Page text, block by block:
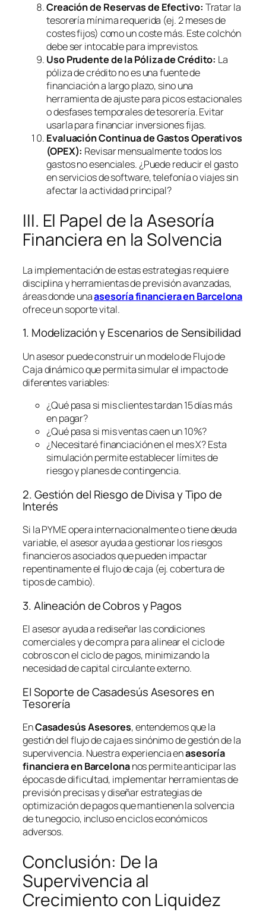
Creación de Reservas de Efectivo: Tratar la
tesorería mínima requerida (ej. 2 meses de
costes fijos) como un coste más. Este colchón
debe ser intocable para imprevistos.
Uso Prudente de la Póliza de Crédito: La
póliza de crédito no es una fuente de
financiación a largo plazo, sino una
herramienta de ajuste para picos estacionales
o desfases temporales de tesorería. Evitar
usarla para financiar inversiones fijas.
Evaluación Continua de Gastos Operativos
(OPEX): Revisar mensualmente todos los
gastos no esenciales. ¿Puede reducir el gasto
en servicios desoftware, telefonía o viajes sin
afectar la actividad principal?
III. El Papel de la Asesoría
Financiera en la Solvencia
La implementación de estas estrategias requiere
disciplina y herramientas de previsión avanzadas,
áreas donde unaasesoría financiera en Barcelona
ofrece un soporte vital.
1. Modelización y Escenarios de Sensibilidad
Un asesor puede construir un modelo de Flujo de
Caja dinámico que permita simular el impacto de
diferentes variables:
¿Qué pasa si mis clientes tardan 15 días más
en pagar?
¿Qué pasa si mis ventas caen un 10%?
¿Necesitaré financiación en el mes X? Esta
simulación permite establecer límites de
riesgo y planes de contingencia.
2. Gestión del Riesgo de Divisa y Tipo de
Interés
Si la PYME opera internacionalmente o tiene deuda
variable, el asesor ayuda a gestionar los riesgos
financieros asociados que pueden impactar
repentinamente el flujo de caja (ej. cobertura de
tipos de cambio).
3. Alineación de Cobros y Pagos
El asesor ayuda a rediseñar las condiciones
comerciales y de compra para alinear el ciclo de
cobros con el ciclo de pagos, minimizando la
necesidad de capital circulante externo.
El Soporte de Casadesús Asesores en
Tesorería
EnCasadesús Asesores, entendemos que la
gestión del flujo de caja es sinónimo de gestión de la
supervivencia. Nuestra experiencia enasesoría
financiera en Barcelonanos permite anticipar las
épocas de dificultad, implementar herramientas de
previsión precisas y diseñar estrategias de
optimización de pagos que mantienen la solvencia
de tu negocio, incluso en ciclos económicos
adversos.
Conclusión: De la
Supervivencia al
Crecimiento con Liquidez